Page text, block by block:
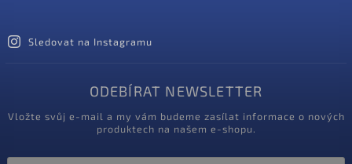
Sledovat na Instagramu
ODEBÍRAT NEWSLETTER
Vložte svůj e-mail a my vám budeme zasílat informace o nových
produktech na našem e-shopu.